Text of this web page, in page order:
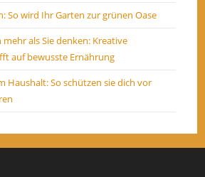
So wird Ihr Garten zur grünen Oase
als Sie denken: Kreative
auf bewusste Ernährung
Haushalt: So schützen sie dich vor